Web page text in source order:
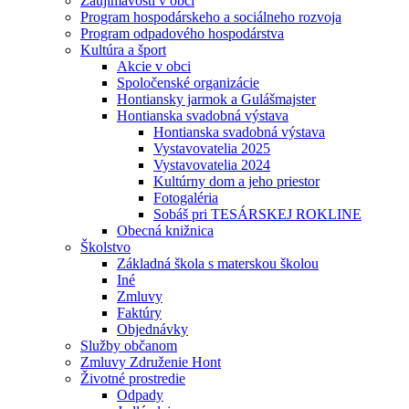
Program hospodárskeho a sociálneho rozvoja
Program odpadového hospodárstva
Kultúra a šport
Akcie v obci
Spoločenské organizácie
Hontiansky jarmok a Gulášmajster
Hontianska svadobná výstava
Hontianska svadobná výstava
Vystavovatelia 2025
Vystavovatelia 2024
Kultúrny dom a jeho priestor
Fotogaléria
Sobáš pri TESÁRSKEJ ROKLINE
Obecná knižnica
Školstvo
Základná škola s materskou školou
Iné
Zmluvy
Faktúry
Objednávky
Služby občanom
Zmluvy Združenie Hont
Životné prostredie
Odpady